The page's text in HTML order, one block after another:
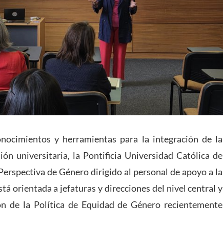
y herramientas para la integración de la
universitaria, la Pontificia Universidad Católica de
de Género dirigido al personal de apoyo a la
orientada a jefaturas y direcciones del nivel central y
de la Política de Equidad de Género recientemente